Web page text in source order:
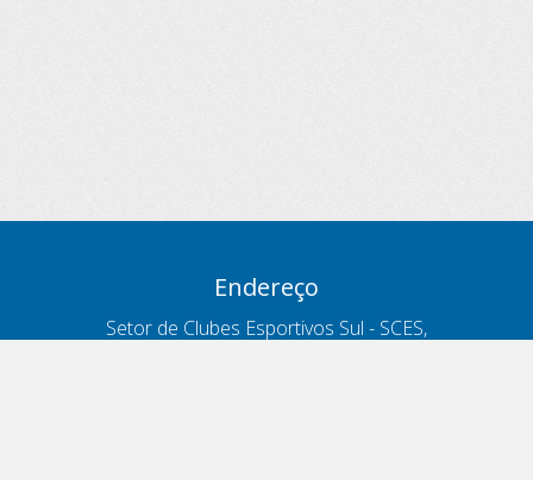
Endereço
Setor de Clubes Esportivos Sul - SCES,